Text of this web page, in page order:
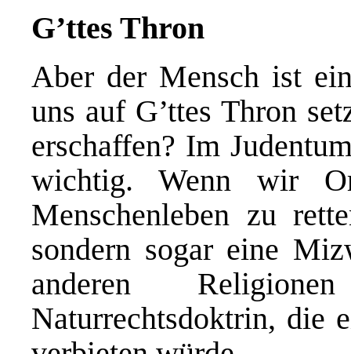
G’ttes Thron
Aber der Mensch ist
uns auf G’ttes Thron
erschaffen? Im
wichtig. Wenn wir
Menschenleben zu
sondern sogar eine
anderen
Naturrechtsdoktrin, die